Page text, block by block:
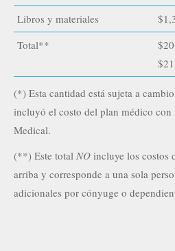
Libros y materiales
Total**
(*) Esta cantidad está sujeta a
incluyó el costo del plan médico
Medical.
(**) Este total NO incluye los costos
arriba y corresponde a una sola
adicionales por cónyuge o